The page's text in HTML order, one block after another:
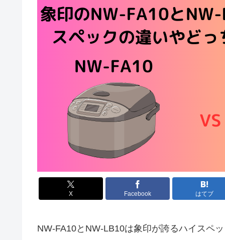
X Facebook はてブ
NW-FA10とNW-LB10は象印が誇るハイスペ